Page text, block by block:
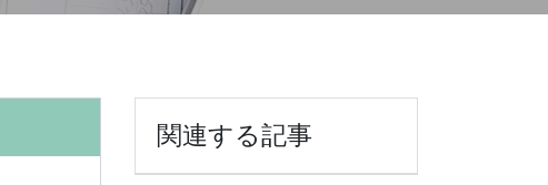
関連する記事